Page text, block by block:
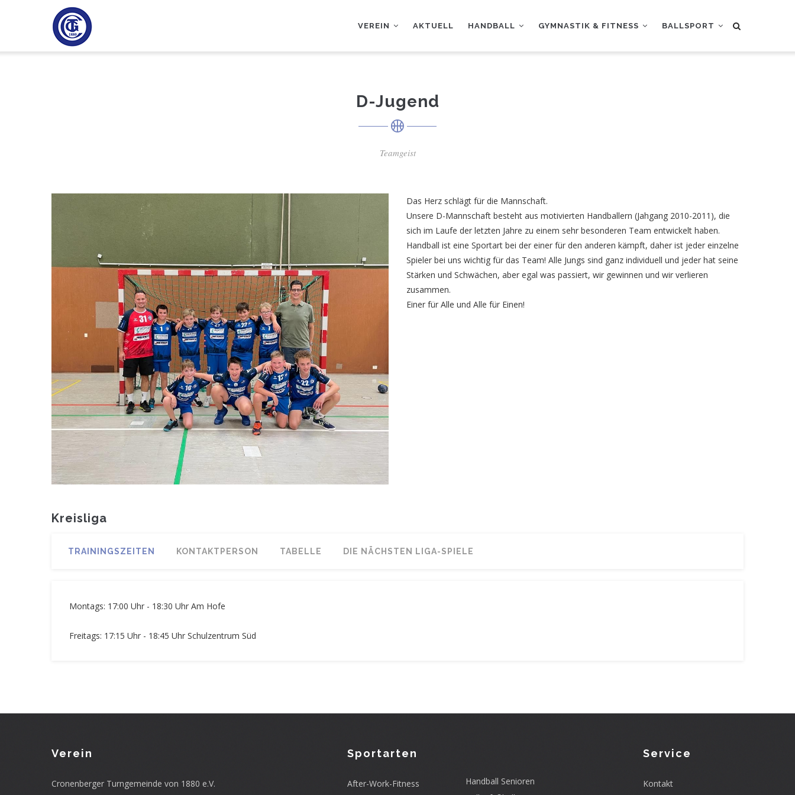
VEREIN AKTUELL HANDBALL GYMNASTIK & FITNESS BALLSPORT
D-Jugend
Teamgeist
Das Herz schlägt für die Mannschaft.
Unsere D-Mannschaft besteht aus motivierten Handballern (Jahgang 2010-2011), die
sich im Laufe der letzten Jahre zu einem sehr besonderen Team entwickelt haben.
Handball ist eine Sportart bei der einer für den anderen kämpft, daher ist jeder einzelne
Spieler bei uns wichtig für das Team! Alle Jungs sind ganz individuell und jeder hat seine
Stärken und Schwächen, aber egal was passiert, wir gewinnen und wir verlieren
zusammen.
Einer für Alle und Alle für Einen!
Kreisliga
TRAININGSZEITEN KONTAKTPERSON TABELLE DIE NÄCHSTEN LIGA-SPIELE
Montags: 17:00 Uhr - 18:30 Uhr Am Hofe
Freitags: 17:15 Uhr - 18:45 Uhr Schulzentrum Süd
Verein
Cronenberger Turngemeinde von 1880 e.V.
Sportarten
After-Work-Fitness
Handball Senioren
Service
Kontakt